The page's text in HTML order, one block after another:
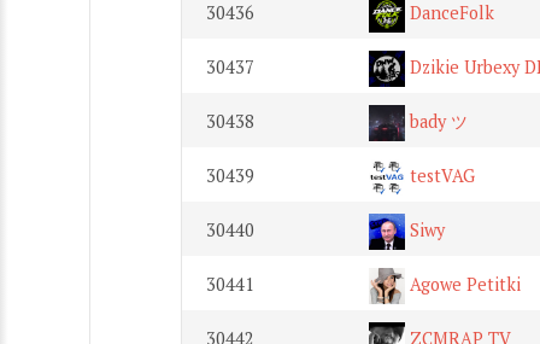
30436 DanceFolk
30437 Dzikie Urbexy
30438 bady ツ
30439 testVAG
30440 Siwy
30441 Agowe Petitki
30442 ZCMRAP TV